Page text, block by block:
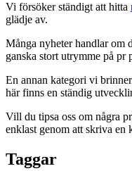
Vi försöker ständigt att hitta
glädje av.
Många nyheter handlar om
ganska stort utrymme på pr
En annan kategori vi
här finns en ständig
Vill du tipsa oss om några
enklast genom att skriva en
Taggar